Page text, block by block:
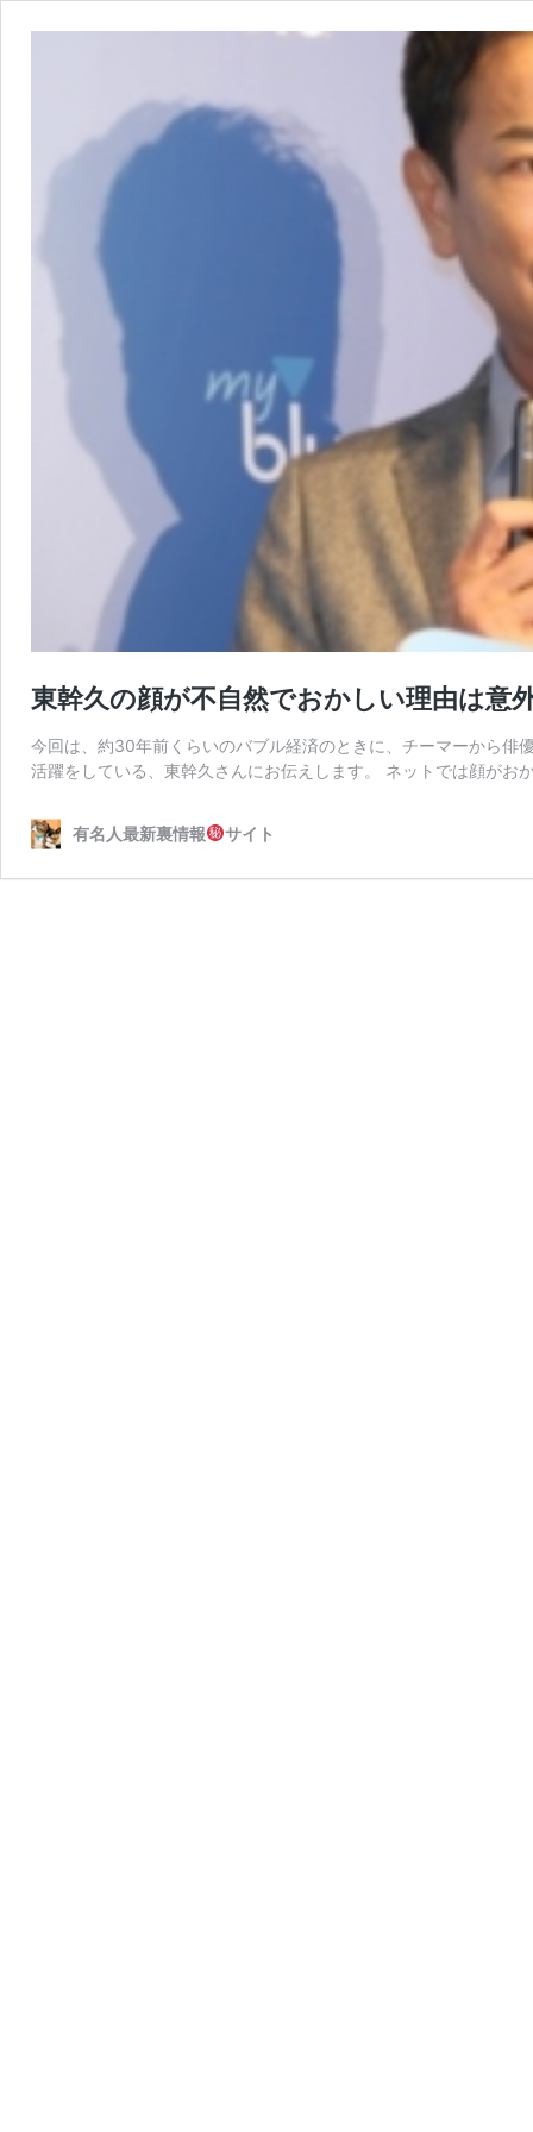
東幹久の顔が不自然でおかしい理由は意
今回は、約30年前くらいのバブル経済のときに、チーマーから俳
活躍をしている、東幹久さんにお伝えします。 ネットでは顔が
有名人最新裏情報 サイト